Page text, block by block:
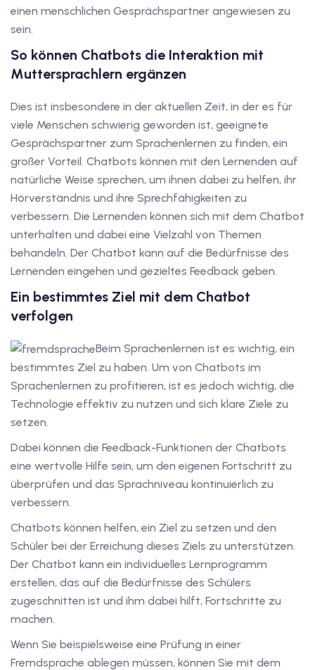
Deutschkurse mit
mit
mit Gutschein
mit Gutschein
mit
B1
Deutschkurse mit
mit
mit Gutschein
mit
Deutschkurse mit
Deutschkurse mit
mit Gutschein
einen menschlichen Gesprächspartner angewiesen zu
sein.
So können Chatbots die Interaktion mit
Muttersprachlern ergänzen
Dies ist insbesondere in der aktuellen Zeit, in der es für
viele Menschen schwierig geworden ist, geeignete
Gesprächspartner zum Sprachenlernen zu finden, ein
großer Vorteil. Chatbots können mit den Lernenden auf
natürliche Weise sprechen, um ihnen dabei zu helfen, ihr
Hörverständnis und ihre Sprechfähigkeiten zu
verbessern. Die Lernenden können sich mit dem Chatbot
unterhalten und dabei eine Vielzahl von Themen
behandeln. Der Chatbot kann auf die Bedürfnisse des
Lernenden eingehen und gezieltes Feedback geben.
Ein bestimmtes Ziel mit dem Chatbot
verfolgen
Beim Sprachenlernen ist es wichtig, ein
bestimmtes Ziel zu haben. Um von Chatbots im
Sprachenlernen zu profitieren, ist es jedoch wichtig, die
Technologie effektiv zu nutzen und sich klare Ziele zu
setzen.
Dabei können die Feedback-Funktionen der Chatbots
eine wertvolle Hilfe sein, um den eigenen Fortschritt zu
überprüfen und das Sprachniveau kontinuierlich zu
verbessern.
Chatbots können helfen, ein Ziel zu setzen und den
Schüler bei der Erreichung dieses Ziels zu unterstützen.
Der Chatbot kann ein individuelles Lernprogramm
erstellen, das auf die Bedürfnisse des Schülers
zugeschnitten ist und ihm dabei hilft, Fortschritte zu
machen.
Wenn Sie beispielsweise eine Prüfung in einer
Fremdsprache ablegen müssen, können Sie mit dem